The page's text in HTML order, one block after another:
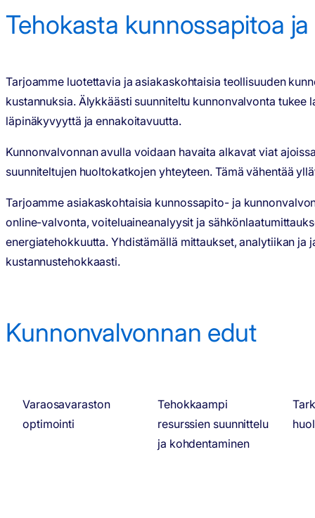
Tehokasta kunnossapitoa
Tarjoamme luotettavia ja asiakaskohtaisia teollisuuden
kustannuksia. Älykkäästi suunniteltu kunnonvalvonta
läpinäkyvyyttä ja ennakoitavuutta.
Kunnonvalvonnan avulla voidaan havaita alkavat viat
suunniteltujen huoltokatkojen yhteyteen. Tämä vähentää
Tarjoamme asiakaskohtaisia kunnossapito- ja
online-valvonta, voiteluaineanalyysit ja
energiatehokkuutta. Yhdistämällä mittaukset, analytiikan
kustannustehokkaasti.
Kunnonvalvonnan edut
Varaosavaraston
optimointi
Tehokkaampi
resurssien suunnittelu
ja kohdentaminen